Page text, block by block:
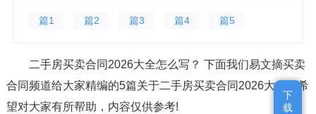
篇1 篇2 篇3 篇4 篇5
二手房买卖合同2026大全怎么写？ 下面我们易文摘买卖
合同频道给大家精编的5篇关于二手房买卖合同2026大全，希
望对大家有所帮助，内容仅供参考!
下
载
下
载